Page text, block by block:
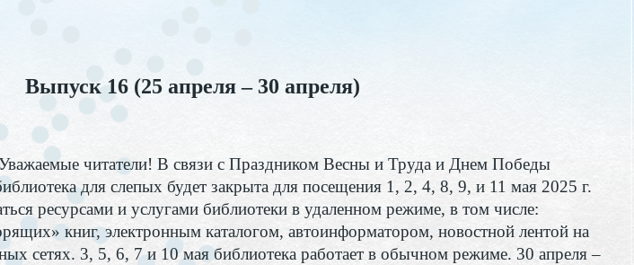
Выпуск 16 (25 апреля – 30 апреля)
читатели! В связи с Праздником Весны и Труда и Днем Победы
для слепых будет закрыта для посещения 1, 2, 4, 8, 9, и 11 мая 2025 г.
ресурсами и услугами библиотеки в удаленном режиме, в том числе:
книг, электронным каталогом, автоинформатором, новостной лентой на
сетях. 3, 5, 6, 7 и 10 мая библиотека работает в обычном режиме. 30 апреля –